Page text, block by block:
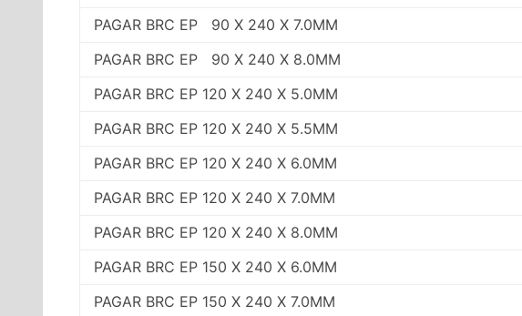
PAGAR BRC EP 90 X 240 X 7.0MM
PAGAR BRC EP 90 X 240 X 8.0MM
PAGAR BRC EP 120 X 240 X 5.0MM
PAGAR BRC EP 120 X 240 X 5.5MM
PAGAR BRC EP 120 X 240 X 6.0MM
PAGAR BRC EP 120 X 240 X 7.0MM
PAGAR BRC EP 120 X 240 X 8.0MM
PAGAR BRC EP 150 X 240 X 6.0MM
PAGAR BRC EP 150 X 240 X 7.0MM